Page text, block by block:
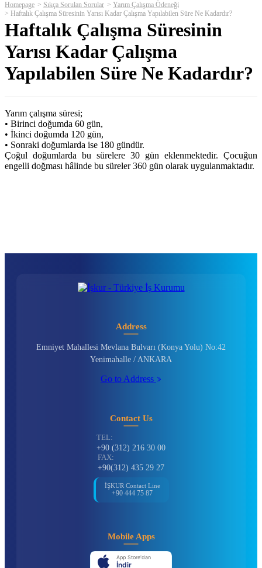
Homepage Sıkça Sorulan Sorular
Yarım Çalışma Ödeneği
Haftalık Çalışma Süresinin Yarısı Kadar Çalışma Yapılabilen Süre Ne Kadardır?
Haftalık Çalışma Süresinin
Yarısı Kadar Çalışma
Yapılabilen Süre Ne Kadardır?
Yarım çalışma süresi;
• Birinci doğumda 60 gün,
• İkinci doğumda 120 gün,
• Sonraki doğumlarda ise 180 gündür.
Çoğul doğumlarda bu sürelere 30 gün eklenmektedir. Çocuğun
engelli doğması hâlinde bu süreler 360 gün olarak uygulanmaktadır.
Address
Emniyet Mahallesi Mevlana Bulvarı (Konya Yolu) No:42
Yenimahalle / ANKARA
Go to Address
Contact Us
TEL:
+90 (312) 216 30 00
FAX:
+90(312) 435 29 27
İŞKUR Contact Line
+90 444 75 87
Mobile Apps
App Store'dan
İndir